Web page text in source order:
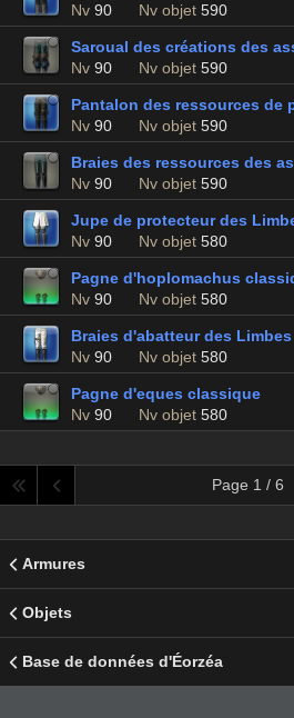
Nv 90 Nv objet 590
Saroual des créations des
Nv 90 Nv objet 590
Pantalon des ressources de
Nv 90 Nv objet 590
Braies des ressources des
Nv 90 Nv objet 590
Jupe de protecteur des
Nv 90 Nv objet 580
Pagne d'hoplomachus
Nv 90 Nv objet 580
Braies d'abatteur des Limbes
Nv 90 Nv objet 580
Pagne d'eques classique
Nv 90 Nv objet 580
Page 1 / 6
Armures
Objets
Base de données d'Éorzéa